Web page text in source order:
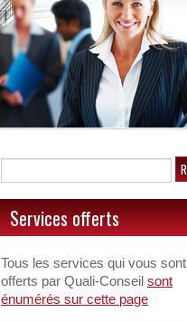
Services offerts
Tous les services qui vous sont
offerts par Quali-Conseil sont
énumérés sur cette page